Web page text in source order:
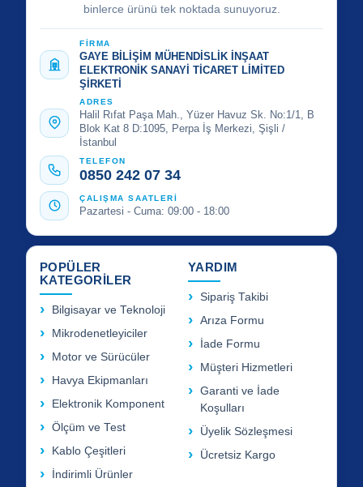
binlerce ürünü tek noktada sunuyoruz.
FİRMA
GAYE BİLİŞİM MÜHENDİSLİK İNŞAAT
ELEKTRONİK SANAYİ TİCARET LİMİTED
ŞİRKETİ
ADRES
Halil Rıfat Paşa Mah., Yüzer Havuz Sk. No:1/1, B
Blok Kat 8 D:1095, Perpa İş Merkezi, Şişli /
İstanbul
TELEFON
0850 242 07 34
ÇALIŞMA SAATLERİ
Pazartesi - Cuma: 09:00 - 18:00
POPÜLER
KATEGORİLER
Bilgisayar ve Teknoloji
Mikrodenetleyiciler
Motor ve Sürücüler
Havya Ekipmanları
Elektronik Komponent
Ölçüm ve Test
Kablo Çeşitleri
İndirimli Ürünler
YARDIM
Sipariş Takibi
Arıza Formu
İade Formu
Müşteri Hizmetleri
Garanti ve İade
Koşulları
Üyelik Sözleşmesi
Ücretsiz Kargo